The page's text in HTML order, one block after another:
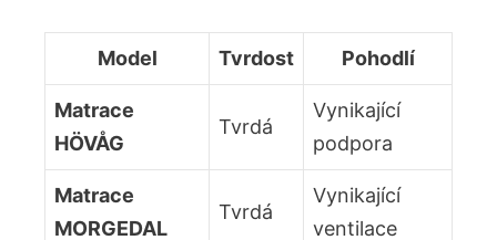
Model Tvrdost Pohodlí
Matrace
HÖVÅG
Tvrdá
Vynikající
podpora
Matrace
‌MORGEDAL
Tvrdá
Vynikající
ventilace